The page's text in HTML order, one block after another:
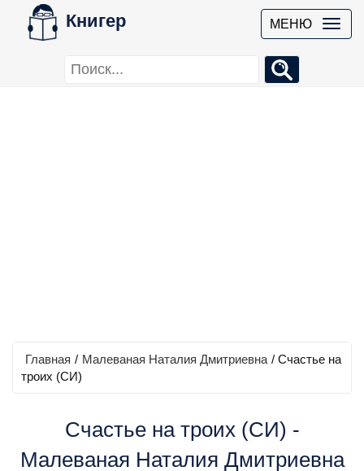
Книгер МЕНЮ
Главная / Малеваная Наталия Дмитриевна / Счастье на
троих (СИ)
Счастье на троих (СИ) -
Малеваная Наталия Дмитриевна